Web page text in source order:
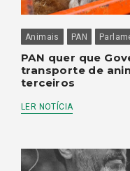
Animais PAN
PAN quer que
transporte de
terceiros
LER NOTÍCIA